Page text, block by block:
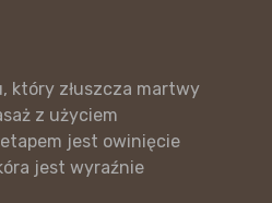
który złuszcza martwy
z użyciem
jest owinięcie
jest wyraźnie